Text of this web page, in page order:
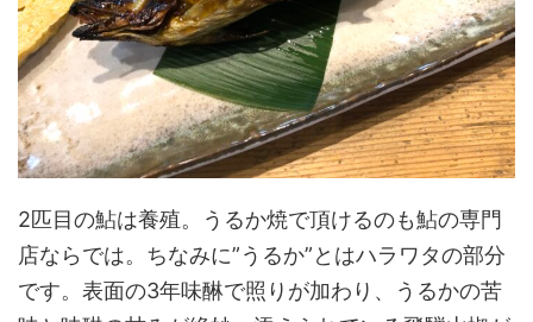
2匹目の鮎は養殖。うるか焼で頂けるのも鮎の専門
店ならでは。ちなみに”うるか”とはハラワタの部分
です。表面の3年味醂で照りが加わり、うるかの苦